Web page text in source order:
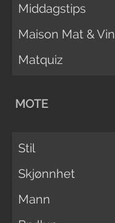
Middagstips
Maison Mat & Vin
Matquiz
MOTE
Stil
Skjønnhet
Mann